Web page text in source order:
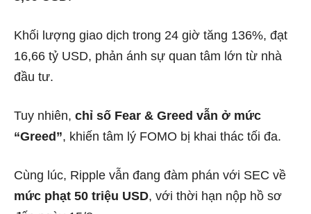
Khối lượng giao dịch trong 24 giờ tăng 136%, đạt
16,66 tỷ USD, phản ánh sự quan tâm lớn từ nhà
đầu tư.
Tuy nhiên, chỉ số Fear & Greed vẫn ở mức
“Greed”, khiến tâm lý FOMO bị khai thác tối đa.
Cùng lúc, Ripple vẫn đang đàm phán với SEC về
mức phạt 50 triệu USD, với thời hạn nộp hồ sơ